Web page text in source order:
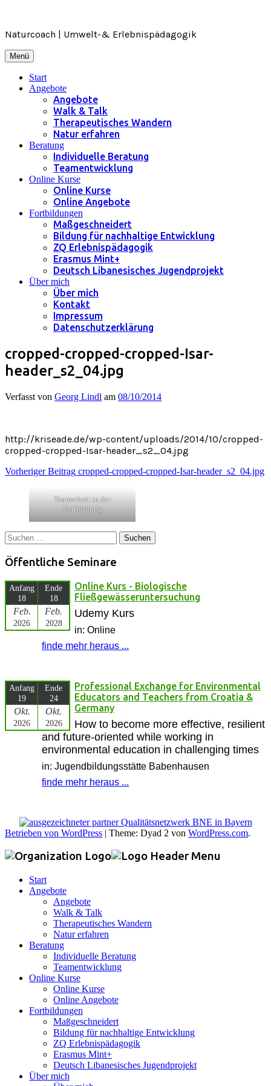
springen
Naturcoach | Umwelt-& Erlebnispädagogik
Menü
Start
Angebote
Angebote
Walk & Talk
Therapeutisches Wandern
Natur erfahren
Beratung
Individuelle Beratung
Teamentwicklung
Online Kurse
Online Kurse
Online Angebote
Fortbildungen
Maßgeschneidert
Bildung für nachhaltige Entwicklung
ZQ Erlebnispädagogik
Erasmus Mint+
Deutsch Libanesisches Jugendprojekt
Über mich
Über mich
Kontakt
Impressum
Datenschutzerklärung
cropped-cropped-cropped-Isar-
header_s2_04.jpg
Verfasst von Georg Lindl am 08/10/2014
http://kriseade.de/wp-content/uploads/2014/10/cropped-
cropped-cropped-Isar-header_s2_04.jpg
Beitragsnavigation
Vorheriger Beitrag cropped-cropped-cropped-Isar-header_s2_04.jpg
Teamarbeit in der
Fortbildung
Suchen
nach:
Öffentliche Seminare
Anfang
18
Feb.
2026
Ende
18
Feb.
2028
Online Kurs - Biologische
Fließgewässeruntersuchung
Udemy Kurs
in: Online
finde mehr heraus ...
Anfang
19
Okt.
2026
Ende
24
Okt.
2026
Professional Exchange for Environmental
Educators and Teachers from Croatia &
Germany
How to become more effective, resilient
and future-oriented while working in
environmental education in challenging times
in: Jugendbildungsstätte Babenhausen
finde mehr heraus ...
Betrieben von WordPress | Theme: Dyad 2 von WordPress.com.
Start
Angebote
Angebote
Walk & Talk
Therapeutisches Wandern
Natur erfahren
Beratung
Individuelle Beratung
Teamentwicklung
Online Kurse
Online Kurse
Online Angebote
Fortbildungen
Maßgeschneidert
Bildung für nachhaltige Entwicklung
ZQ Erlebnispädagogik
Erasmus Mint+
Deutsch Libanesisches Jugendprojekt
Über mich